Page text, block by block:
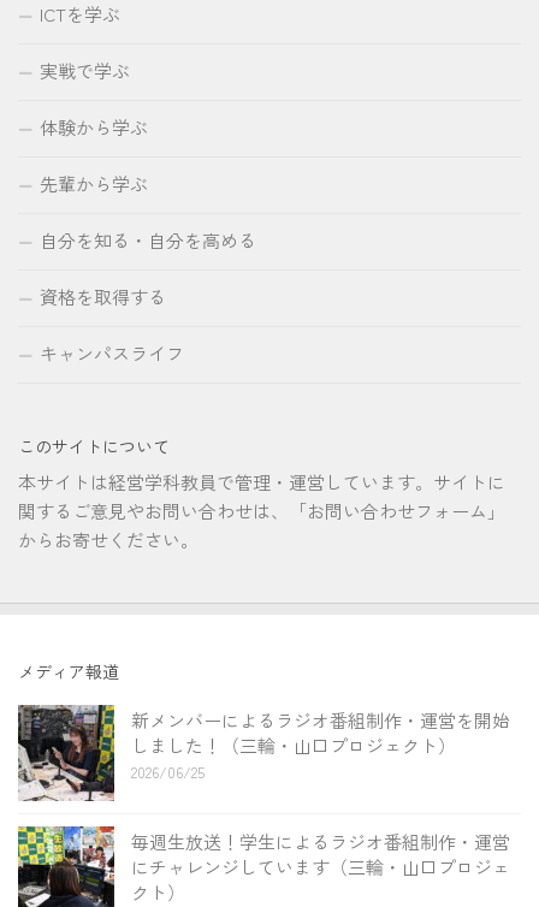
ICTを学ぶ
実戦で学ぶ
体験から学ぶ
先輩から学ぶ
自分を知る・自分を高める
資格を取得する
キャンパスライフ
このサイトについて
本サイトは経営学科教員で管理・運営しています。サイトに
関するご意見やお問い合わせは、「お問い合わせフォーム」
からお寄せください。
メディア報道
新メンバーによるラジオ番組制作・運営を開始
しました！（三輪・山口プロジェクト）
2026/06/25
毎週生放送！学生によるラジオ番組制作・運営
にチャレンジしています（三輪・山口プロジェ
クト）